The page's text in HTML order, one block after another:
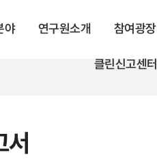
야 연구원소개 참여광장
클린신고센터